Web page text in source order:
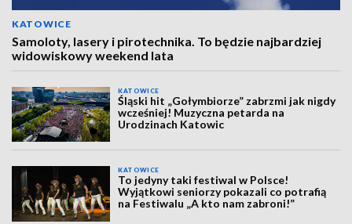
KATOWICE
Samoloty, lasery i pirotechnika. To będzie najbardziej
widowiskowy weekend lata
KATOWICE
Śląski hit „Gołymbiorze” zabrzmi jak nigdy
wcześniej! Muzyczna petarda na
Urodzinach Katowic
KATOWICE
To jedyny taki festiwal w Polsce!
Wyjątkowi seniorzy pokazali co potrafią
na Festiwalu „A kto nam zabroni!”